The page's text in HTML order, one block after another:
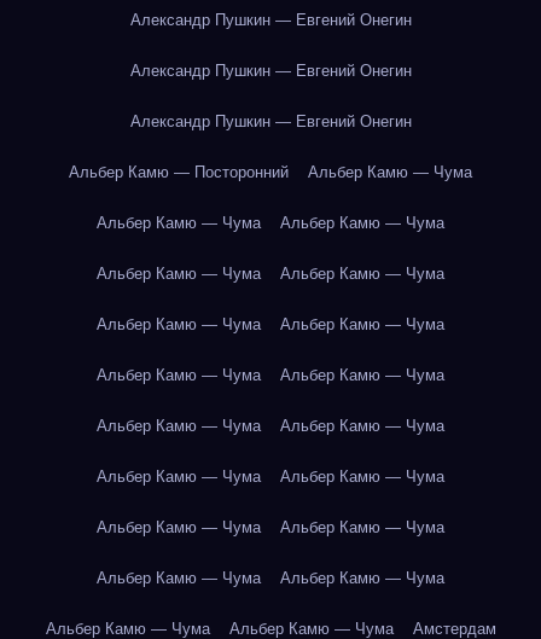
Александр Пушкин — Евгений Онегин
Александр Пушкин — Евгений Онегин
Александр Пушкин — Евгений Онегин
Альбер Камю — Посторонний Альбер Камю — Чума
Альбер Камю — Чума Альбер Камю — Чума
Альбер Камю — Чума Альбер Камю — Чума
Альбер Камю — Чума Альбер Камю — Чума
Альбер Камю — Чума Альбер Камю — Чума
Альбер Камю — Чума Альбер Камю — Чума
Альбер Камю — Чума Альбер Камю — Чума
Альбер Камю — Чума Альбер Камю — Чума
Альбер Камю — Чума Альбер Камю — Чума
Альбер Камю — Чума Альбер Камю — Чума Амстердам